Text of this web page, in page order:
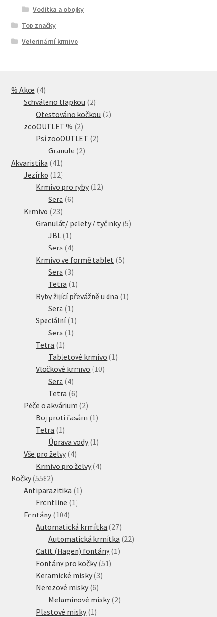
Vodítka a obojky
Top značky
Veterinární krmivo
% Akce 44
produkty
Schváleno tlapkou 22
produkty
Otestováno kočkou 22
zooOUTLET % 22
produkty
Psí zooOUTLET 22
Granule 22
Akvaristika 41 41
produktů
Jezírko 1212
produktů
Krmivo pro ryby 1212
Sera 66
Krmivo 2323
produktů
Granulát/ pelety / tyčinky 55
JBL 1 1
produkt
Sera 44
produkty
Krmivo ve formě tablet 55
Sera 33
produkty
Tetra 1 1
produkt
Ryby žijící převážně u dna 1 1
Sera 1 1
produkt
Speciální 1 1
Sera 1 1
Tetra 1 1
produkt
Tabletové krmivo 1 1
Vločkové krmivo 1010
Sera 44
produkty
Tetra 66
produktů
Péče o akvárium 22
produkty
Boj proti řasám 1 1
Tetra 1 1
produkt
Úprava vody 1 1
Vše pro želvy 44
produkty
Krmivo pro želvy 44
Kočky 55825582
produktů
Antiparazitika 1 1
Frontline 1 1
Fontány 104104
produktů
Automatická krmítka 2727
produktů
Automatická krmítka 2222
Catit (Hagen) fontány 1 1
Fontány pro kočky 51 51
Keramické misky 33
Nerezové misky 66
produktů
Melaminové misky 22
Plastové misky 1 1